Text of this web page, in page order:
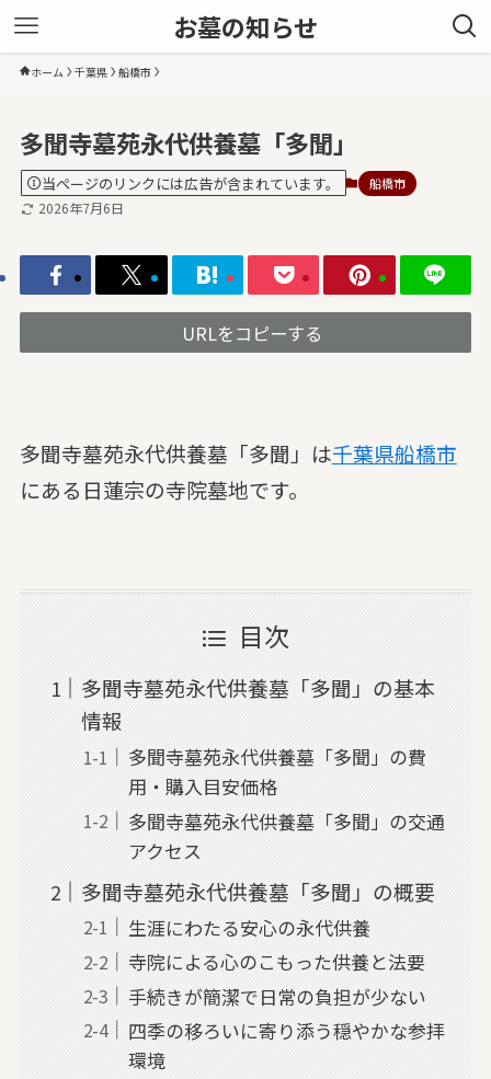
お墓の知らせ
ホーム 千葉県 船橋市
多聞寺墓苑永代供養墓「多聞」
当ページのリンクには広告が含まれています。 船橋市
2026年7月6日
URLをコピーする
多聞寺墓苑永代供養墓「多聞」は千葉県船橋市
にある日蓮宗の寺院墓地です。
目次
多聞寺墓苑永代供養墓「多聞」の基本
情報
多聞寺墓苑永代供養墓「多聞」の費
用・購入目安価格
多聞寺墓苑永代供養墓「多聞」の交通
アクセス
多聞寺墓苑永代供養墓「多聞」の概要
生涯にわたる安心の永代供養
寺院による心のこもった供養と法要
手続きが簡潔で日常の負担が少ない
四季の移ろいに寄り添う穏やかな参拝
環境